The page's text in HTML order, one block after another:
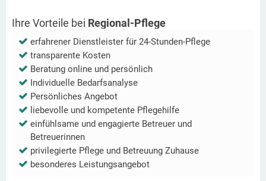
Ihre Vorteile bei Regional-Pflege
erfahrener Dienstleister für 24-Stunden-Pflege
transparente Kosten
Beratung online und persönlich
Individuelle Bedarfsanalyse
Persönliches Angebot
liebevolle und kompetente Pflegehilfe
einfühlsame und engagierte Betreuer und
Betreuerinnen
privilegierte Pflege und Betreuung Zuhause
besonderes Leistungsangebot